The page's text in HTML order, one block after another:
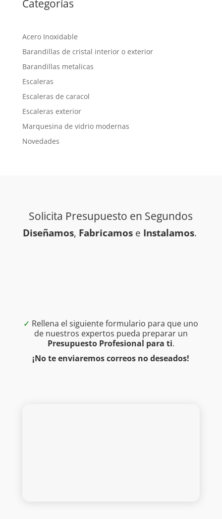
Categorías
Acero Inoxidable
Barandillas de cristal interior o exterior
Barandillas metalicas
Escaleras
Escaleras de caracol
Escaleras exterior
Marquesina de vidrio modernas
Novedades
Solicita Presupuesto en Segundos
Diseñamos, Fabricamos e Instalamos.
✓ Rellena el siguiente formulario para que uno
de nuestros expertos pueda preparar un
Presupuesto Profesional para ti.
¡No te enviaremos correos no deseados!